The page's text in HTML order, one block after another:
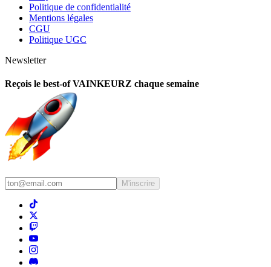
Politique de confidentialité
Mentions légales
CGU
Politique UGC
Newsletter
Reçois le best-of VAINKEURZ chaque semaine
M'inscrire